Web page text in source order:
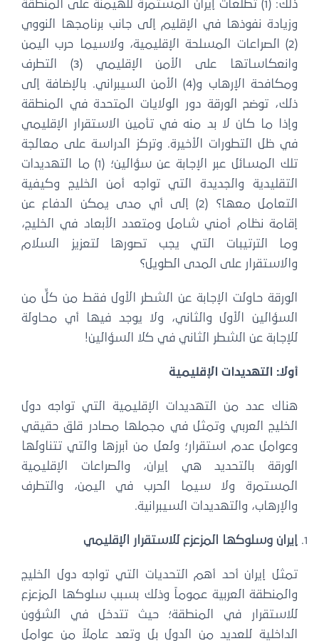
ذلك: (1) تطلعات إيران المستمرة للهيمنة على المنطقة
نفوذها في الإقليم إلى جانب برنامجها النووي
(2) الصراعات المسلحة الإقليمية، ولاسيما حرب اليمن
وانعكاساتها على الأمن الإقليمي (3) التطرف
ومكافحة الإرهاب و(4) الأمن السيبراني. بالإضافة إلى
توضح الورقة دور الولايات المتحدة في المنطقة
ما كان لا بد منه في تأمين الاستقرار الإقليمي
ظل التطورات الأخيرة. وتركز الدراسة على معالجة
تلك المسائل عبر الإجابة عن سؤالين؛ (1) ما التهديدات
والجديدة التي تواجه أمن الخليج وكيفية
التعامل معها؟ (2) إلى أي مدى يمكن الدفاع عن
نظام أمني شامل ومتعدد الأبعاد في الخليج،
الترتيبات التي يجب تصورها لتعزيز السلام
على المدى الطويل؟
حاولت الإجابة عن الشطر الأول فقط من كلٍّ من
الأول والثاني، ولا يوجد فيها أي محاولة
عن الشطر الثاني في كلا السؤالين!
التهديدات الإقليمية
عدد من التهديدات الإقليمية التي تواجه دول
العربي وتمثل في مجملها مصادر قلق حقيقي
عدم استقرار؛ ولعل من أبرزها والتي تتناولها
بالتحديد هي إيران، والصراعات الإقليمية
ولا سيما الحرب في اليمن، والتطرف
والتهديدات السيبرانية.
وسلوكها المزعزع للاستقرار الإقليمي
إيران أحد أهم التحديات التي تواجه دول الخليج
العربية عموماً وذلك بسبب سلوكها المزعزع
في المنطقة؛ حيث تتدخل في الشؤون
للعديد من الدول بل وتعد عاملاً من عوامل